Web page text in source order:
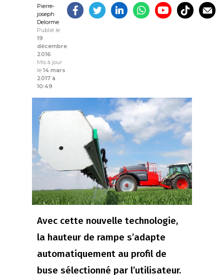
Pierre-
joseph
Delorme
Publié le
19
décembre
2016
Mis à jour
le 14 mars
2017 à
10:49
Avec cette nouvelle technologie,
la hauteur de rampe s’adapte
automatiquement au profil de
buse sélectionné par l’utilisateur.